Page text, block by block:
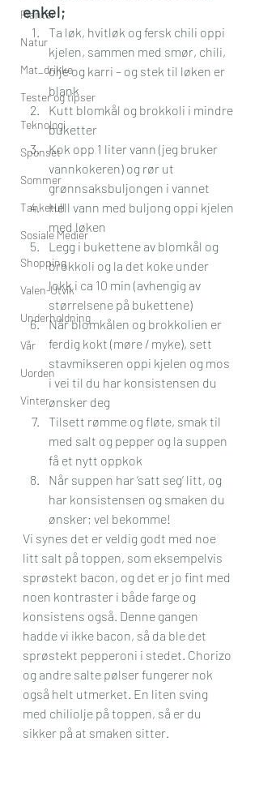
Planter
Natur
Mat_drikke
Tester og tipser
Teknologi
Sponset
Sommer
Tanketull
Sosiale Medier
Shopping
Valen-Utvik
Underholdning
Vår
Uorden
Vinter
enkel;
Ta løk, hvitløk og fersk chili oppi
kjelen, sammen med smør, chili,
olje og karri – og stek til løken er
blank
Kutt blomkål og brokkoli i mindre
buketter
Kok opp 1 liter vann (jeg bruker
vannkokeren) og rør ut
grønnsaksbuljongen i vannet
Hell vann med buljong oppi kjelen
med løken
Legg i bukettene av blomkål og
brokkoli og la det koke under
lokk i ca 10 min (avhengig av
størrelsene på bukettene)
Når blomkålen og brokkolien er
ferdig kokt (møre / myke), sett
stavmikseren oppi kjelen og mos
i vei til du har konsistensen du
ønsker deg
Tilsett rømme og fløte, smak til
med salt og pepper og la suppen
få et nytt oppkok
Når suppen har ‘satt seg’ litt, og
har konsistensen og smaken du
ønsker; vel bekomme!
Vi synes det er veldig godt med noe
litt salt på toppen, som eksempelvis
sprøstekt bacon, og det er jo fint med
noen kontraster i både farge og
konsistens også. Denne gangen
hadde vi ikke bacon, så da ble det
sprøstekt pepperoni i stedet. Chorizo
og andre salte pølser fungerer nok
også helt utmerket. En liten sving
med chiliolje på toppen, så er du
sikker på at smaken sitter.